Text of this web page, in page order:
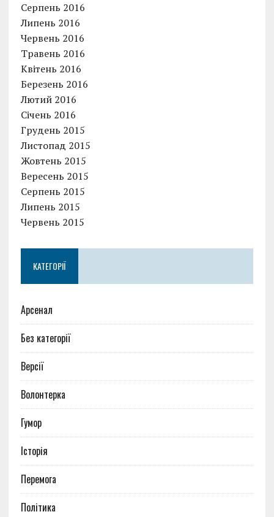
Серпень 2016
Липень 2016
Червень 2016
Травень 2016
Квітень 2016
Березень 2016
Лютий 2016
Січень 2016
Грудень 2015
Листопад 2015
Жовтень 2015
Вересень 2015
Серпень 2015
Липень 2015
Червень 2015
КАТЕГОРІЇ
Арсенал
Без категорії
Версії
Волонтерка
Гумор
Історія
Перемога
Політика